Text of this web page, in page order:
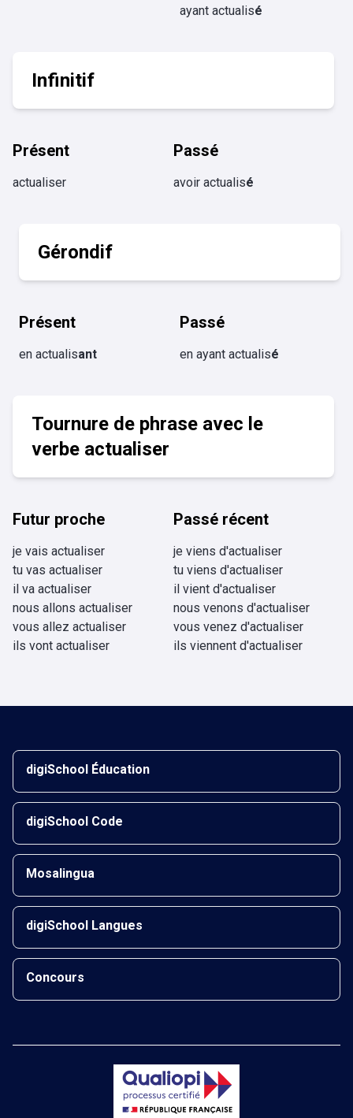
ayant actualisé
Infinitif
Présent
actualiser
Passé
avoir actualisé
Gérondif
Présent
en actualisant
Passé
en ayant actualisé
Tournure de phrase avec le
verbe actualiser
Futur proche
je vais actualiser
tu vas actualiser
il va actualiser
nous allons actualiser
vous allez actualiser
ils vont actualiser
Passé récent
je viens d'actualiser
tu viens d'actualiser
il vient d'actualiser
nous venons d'actualiser
vous venez d'actualiser
ils viennent d'actualiser
digiSchool Éducation
digiSchool Code
Mosalingua
digiSchool Langues
Concours